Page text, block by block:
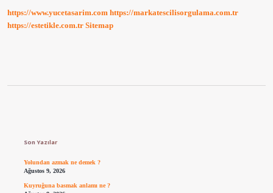
https://www.yucetasarim.com https://markatescilisorgulama.com.tr
https://estetikle.com.tr Sitemap
Son Yazılar
Yolundan azmak ne demek ?
Ağustos 9, 2026
Kuyruğuna basmak anlamı ne ?